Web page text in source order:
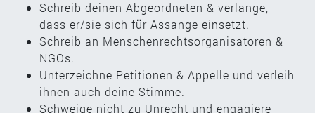
Schreib deinen Abgeordneten & verlange,
dass er/sie sich für Assange einsetzt.
Schreib an Menschenrechtsorganisatoren &
NGOs.
Unterzeichne Petitionen & Appelle und verleih
ihnen auch deine Stimme.
Schweige nicht zu Unrecht und engagiere